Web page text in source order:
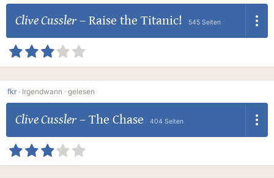
Clive Cussler– Raise the Titanic! 545 Seiten
fkr · Irgendwann · gelesen
Clive Cussler– The Chase 404 Seiten